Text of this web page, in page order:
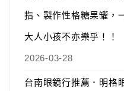
指、製作性格糖果罐，
大人小孩不亦樂乎！！
2026-03-28
台南眼鏡行推薦．明格